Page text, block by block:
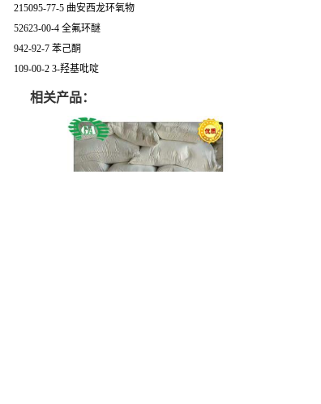
215095-77-5 曲安西龙环氧物
52623-00-4 全氟环醚
942-92-7 苯己酮
109-00-2 3-羟基吡啶
相关产品：